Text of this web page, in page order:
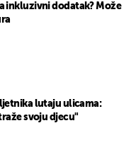
inkluzivni dodatak? Može
lutaju ulicama:
svoju djecu"